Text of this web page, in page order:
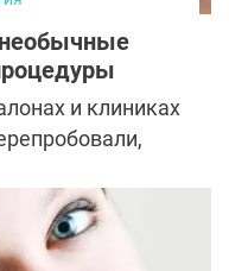
и клиниках
регулярно
и
ритуалами.